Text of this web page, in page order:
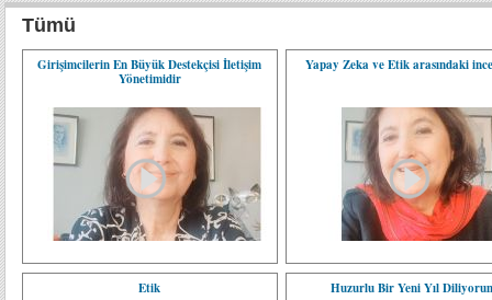
Tümü
Girişimcilerin En Büyük Destekçisi İletişim
Yönetimidir
Yapay Zeka ve Etik arasındaki
Etik Huzurlu Bir Yeni Yıl